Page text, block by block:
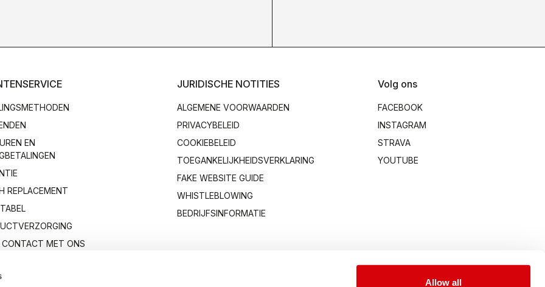
Allow all
EN
REPLACEMENT
CONTACT MET ONS
JURIDISCHE NOTITIES
ALGEMENE VOORWAARDEN
PRIVACYBELEID
COOKIEBELEID
TOEGANKELIJKHEIDSVERKLARING
FAKE WEBSITE GUIDE
WHISTLEBLOWING
BEDRIJFSINFORMATIE
Volg ons
FACEBOOK
INSTAGRAM
STRAVA
YOUTUBE